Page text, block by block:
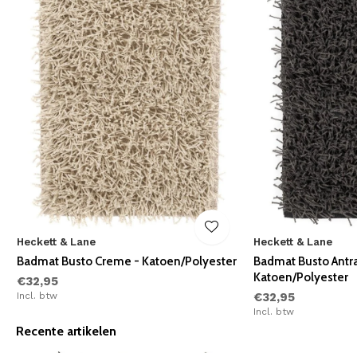
Heckett & Lane
Badmat Busto Creme - Katoen/Polyester
€32,95
Incl. btw
Heckett & Lane
Badmat Busto
Katoen/Polyester
€32,95
Incl. btw
Recente artikelen